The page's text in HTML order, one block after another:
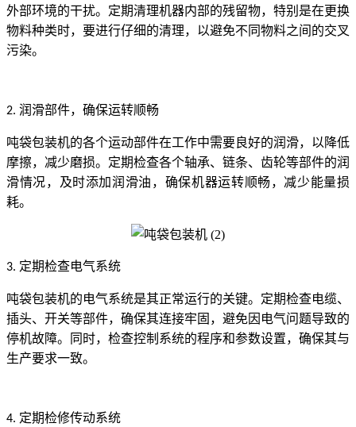
外部环境的干扰。定期清理机器内部的残留物，特别是在更换
物料种类时，要进行仔细的清理，以避免不同物料之间的交叉
污染。
2. 润滑部件，确保运转顺畅
吨袋包装机的各个运动部件在工作中需要良好的润滑，以降低
摩擦，减少磨损。定期检查各个轴承、链条、齿轮等部件的润
滑情况，及时添加润滑油，确保机器运转顺畅，减少能量损
耗。
3. 定期检查电气系统
吨袋包装机的电气系统是其正常运行的关键。定期检查电缆、
插头、开关等部件，确保其连接牢固，避免因电气问题导致的
停机故障。同时，检查控制系统的程序和参数设置，确保其与
生产要求一致。
4. 定期检修传动系统